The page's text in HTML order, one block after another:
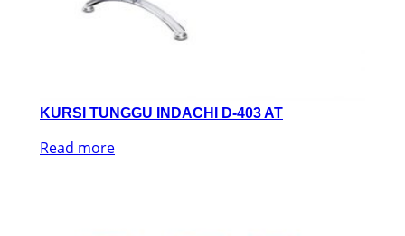
KURSI TUNGGU INDACHI D-403 AT
Read more